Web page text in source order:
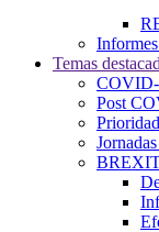
Temas
COVID-
Post